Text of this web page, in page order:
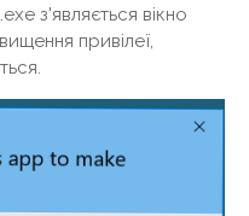
з'являється вікно
привілеї,